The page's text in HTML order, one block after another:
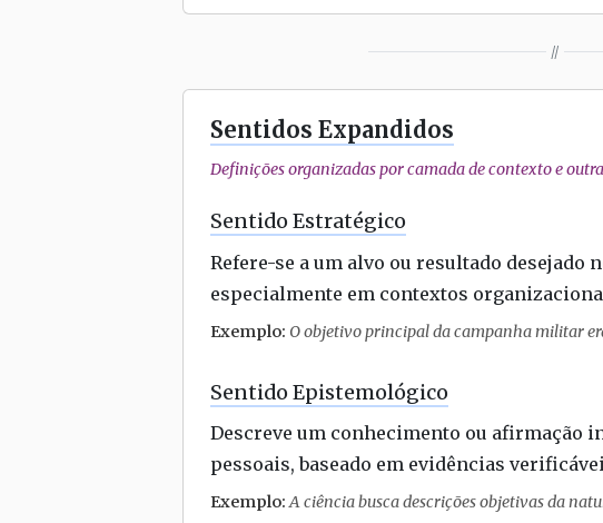
//
Sentidos Expandidos
Definições organizadas por camada de contexto e
Sentido Estratégico
Refere-se a um alvo ou resultado desejado
especialmente em contextos
Exemplo: O objetivo principal da campanha militar
Sentido Epistemológico
Descreve um conhecimento ou afirmação
pessoais, baseado em evidências
Exemplo:A ciência busca descrições objetivas da